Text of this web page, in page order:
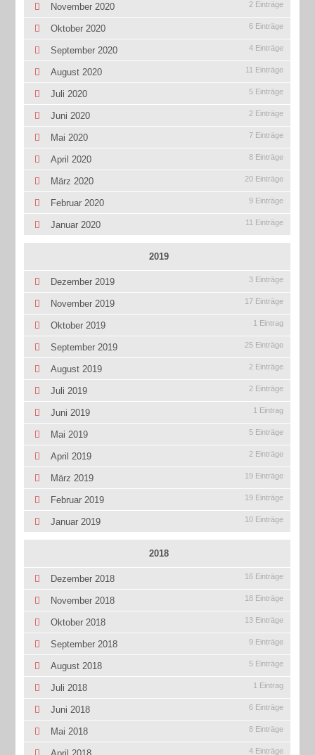
November 2020 2 Einträge
Oktober 2020 6 Einträge
September 2020 4 Einträge
August 2020 11 Einträge
Juli 2020 5 Einträge
Juni 2020 2 Einträge
Mai 2020 7 Einträge
April 2020 8 Einträge
März 2020 20 Einträge
Februar 2020 9 Einträge
Januar 2020 11 Einträge
2019
Dezember 2019 3 Einträge
November 2019 17 Einträge
Oktober 2019 1 Eintrag
September 2019 25 Einträge
August 2019 2 Einträge
Juli 2019 2 Einträge
Juni 2019 1 Eintrag
Mai 2019 5 Einträge
April 2019 2 Einträge
März 2019 19 Einträge
Februar 2019 19 Einträge
Januar 2019 10 Einträge
2018
Dezember 2018 16 Einträge
November 2018 18 Einträge
Oktober 2018 13 Einträge
September 2018 9 Einträge
August 2018 5 Einträge
Juli 2018 1 Eintrag
Juni 2018 6 Einträge
Mai 2018 8 Einträge
4 Einträge